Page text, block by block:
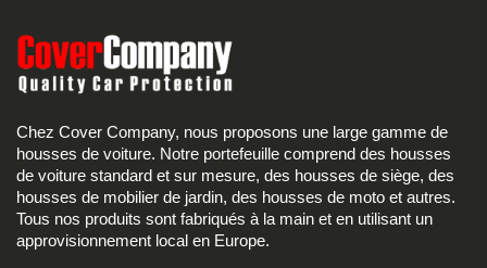
Chez Cover Company, nous proposons une large gamme de
housses de voiture. Notre portefeuille comprend des housses
de voiture standard et sur mesure, des housses de siège, des
housses de mobilier de jardin, des housses de moto et autres.
Tous nos produits sont fabriqués à la main et en utilisant un
approvisionnement local en Europe.